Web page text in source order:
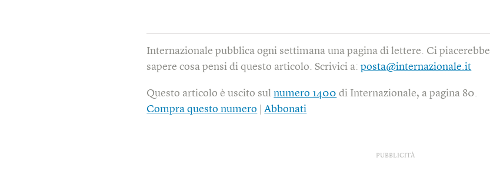
Internazionale pubblica ogni settimana una pagina di lettere. Ci piacerebbe
sapere cosa pensi di questo articolo. Scrivici a:posta@internazionale.it
Questo articolo è uscito sulnumero 1400 di Internazionale, a pagina 80.
Compra questo numero |Abbonati
PUBBLICITÀ